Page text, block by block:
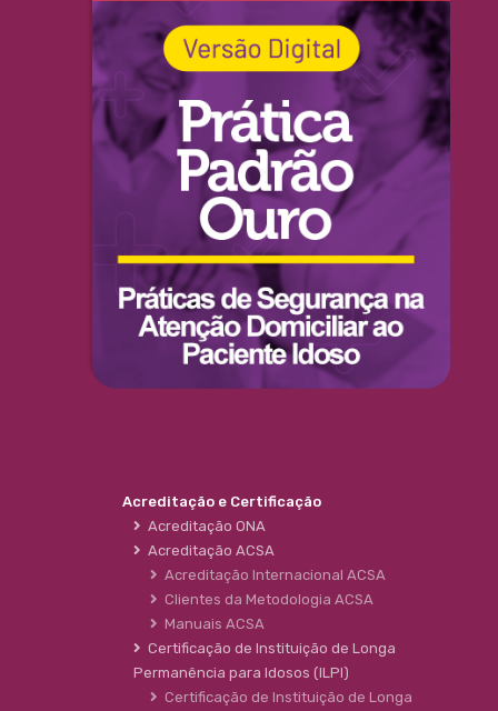
Acreditação e Certificação
Acreditação ONA
Acreditação ACSA
Acreditação Internacional ACSA
Clientes da Metodologia ACSA
Manuais ACSA
Certificação de Instituição de Longa
Permanência para Idosos (ILPI)
Certificação de Instituição de Longa